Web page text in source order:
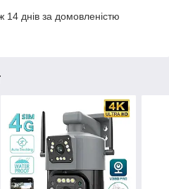
днів за домовленістю